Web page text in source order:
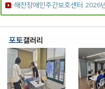
해찬장애인주간보호센터 2026